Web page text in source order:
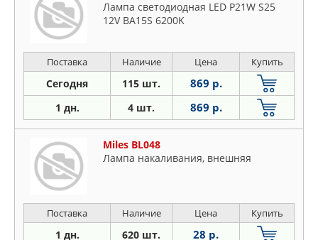
Лампа светодиодная LED P21W S25
12V BA15S 6200K
Поставка Наличие Цена Купить
Сегодня 115 шт. 869 р.
1 дн. 4 шт. 869 р.
Miles BL048
Лампа накаливания, внешняя
Поставка Наличие Цена Купить
1 дн. 620 шт. 28 р.